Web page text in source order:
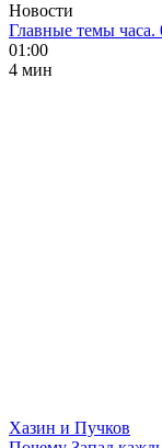
Новости
Главные темы часа.
01:00
4 мин
Хазин и Пучков